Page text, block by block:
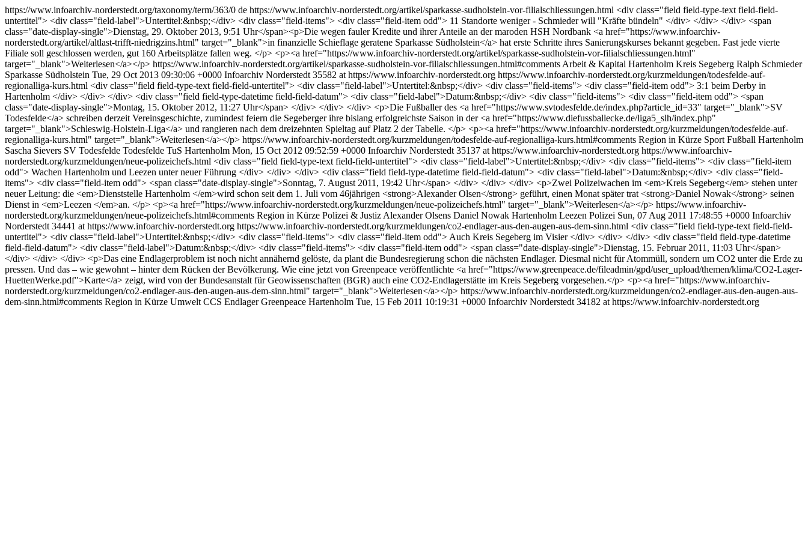
https://www.infoarchiv-norderstedt.org/taxonomy/term/363/0 de https://www.infoarchiv-norderstedt.org/artikel/sparkasse-sudholstein-vor-filialschliessungen.html <div class="field field-type-text field-field-
untertitel"> <div class="field-label">Untertitel:&nbsp;</div> <div class="field-items"> <div class="field-item odd"> 11 Standorte weniger - Schmieder will "Kräfte bündeln" </div> </div> </div> <span
class="date-display-single">Dienstag, 29. Oktober 2013, 9:51 Uhr</span><p>Die wegen fauler Kredite und ihrer Anteile an der maroden HSH Nordbank <a href="https://www.infoarchiv-
norderstedt.org/artikel/altlast-trifft-niedrigzins.html" target="_blank">in finanzielle Schieflage geratene Sparkasse Südholstein</a> hat erste Schritte ihres Sanierungskurses bekannt gegeben. Fast jede vierte
Filiale soll geschlossen werden, gut 160 Arbeitsplätze fallen weg. </p> <p><a href="https://www.infoarchiv-norderstedt.org/artikel/sparkasse-sudholstein-vor-filialschliessungen.html"
target="_blank">Weiterlesen</a></p> https://www.infoarchiv-norderstedt.org/artikel/sparkasse-sudholstein-vor-filialschliessungen.html#comments Arbeit & Kapital Hartenholm Kreis Segeberg Ralph Schmieder
Sparkasse Südholstein Tue, 29 Oct 2013 09:30:06 +0000 Infoarchiv Norderstedt 35582 at https://www.infoarchiv-norderstedt.org https://www.infoarchiv-norderstedt.org/kurzmeldungen/todesfelde-auf-
regionalliga-kurs.html <div class="field field-type-text field-field-untertitel"> <div class="field-label">Untertitel:&nbsp;</div> <div class="field-items"> <div class="field-item odd"> 3:1 beim Derby in
Hartenholm </div> </div> </div> <div class="field field-type-datetime field-field-datum"> <div class="field-label">Datum:&nbsp;</div> <div class="field-items"> <div class="field-item odd"> <span
class="date-display-single">Montag, 15. Oktober 2012, 11:27 Uhr</span> </div> </div> </div> <p>Die Fußballer des <a href="https://www.svtodesfelde.de/index.php?article_id=33" target="_blank">SV
Todesfelde</a> schreiben derzeit Vereinsgeschichte, zumindest feiern die Segeberger ihre bislang erfolgreichste Saison in der <a href="https://www.diefussballecke.de/liga5_slh/index.php"
target="_blank">Schleswig-Holstein-Liga</a> und rangieren nach dem dreizehnten Spieltag auf Platz 2 der Tabelle. </p> <p><a href="https://www.infoarchiv-norderstedt.org/kurzmeldungen/todesfelde-auf-
regionalliga-kurs.html" target="_blank">Weiterlesen</a></p> https://www.infoarchiv-norderstedt.org/kurzmeldungen/todesfelde-auf-regionalliga-kurs.html#comments Region in Kürze Sport Fußball Hartenholm
Sascha Sievers SV Todesfelde Todesfelde TuS Hartenholm Mon, 15 Oct 2012 09:52:59 +0000 Infoarchiv Norderstedt 35137 at https://www.infoarchiv-norderstedt.org https://www.infoarchiv-
norderstedt.org/kurzmeldungen/neue-polizeichefs.html <div class="field field-type-text field-field-untertitel"> <div class="field-label">Untertitel:&nbsp;</div> <div class="field-items"> <div class="field-item
odd"> Wachen Hartenholm und Leezen unter neuer Führung </div> </div> </div> <div class="field field-type-datetime field-field-datum"> <div class="field-label">Datum:&nbsp;</div> <div class="field-
items"> <div class="field-item odd"> <span class="date-display-single">Sonntag, 7. August 2011, 19:42 Uhr</span> </div> </div> </div> <p>Zwei Polizeiwachen im <em>Kreis Segeberg</em> stehen unter
neuer Leitung: die <em>Dienststelle Hartenholm </em>wird schon seit dem 1. Juli vom 46jährigen <strong>Alexander Olsen</strong> geführt, einen Monat später trat <strong>Daniel Nowak</strong> seinen
Dienst in <em>Leezen </em>an. </p> <p><a href="https://www.infoarchiv-norderstedt.org/kurzmeldungen/neue-polizeichefs.html" target="_blank">Weiterlesen</a></p> https://www.infoarchiv-
norderstedt.org/kurzmeldungen/neue-polizeichefs.html#comments Region in Kürze Polizei & Justiz Alexander Olsens Daniel Nowak Hartenholm Leezen Polizei Sun, 07 Aug 2011 17:48:55 +0000 Infoarchiv
Norderstedt 34441 at https://www.infoarchiv-norderstedt.org https://www.infoarchiv-norderstedt.org/kurzmeldungen/co2-endlager-aus-den-augen-aus-dem-sinn.html <div class="field field-type-text field-field-
untertitel"> <div class="field-label">Untertitel:&nbsp;</div> <div class="field-items"> <div class="field-item odd"> Auch Kreis Segeberg im Visier </div> </div> </div> <div class="field field-type-datetime
field-field-datum"> <div class="field-label">Datum:&nbsp;</div> <div class="field-items"> <div class="field-item odd"> <span class="date-display-single">Dienstag, 15. Februar 2011, 11:03 Uhr</span>
</div> </div> </div> <p>Das eine Endlagerproblem ist noch nicht annähernd gelöste, da plant die Bundesregierung schon die nächsten Endlager. Diesmal nicht für Atommüll, sondern um CO2 unter die Erde zu
pressen. Und das – wie gewohnt – hinter dem Rücken der Bevölkerung. Wie eine jetzt von Greenpeace veröffentlichte <a href="https://www.greenpeace.de/fileadmin/gpd/user_upload/themen/klima/CO2-Lager-
HuettenWerke.pdf">Karte</a> zeigt, wird von der Bundesanstalt für Geowissenschaften (BGR) auch eine CO2-Endlagerstätte im Kreis Segeberg vorgesehen.</p> <p><a href="https://www.infoarchiv-
norderstedt.org/kurzmeldungen/co2-endlager-aus-den-augen-aus-dem-sinn.html" target="_blank">Weiterlesen</a></p> https://www.infoarchiv-norderstedt.org/kurzmeldungen/co2-endlager-aus-den-augen-aus-
dem-sinn.html#comments Region in Kürze Umwelt CCS Endlager Greenpeace Hartenholm Tue, 15 Feb 2011 10:19:31 +0000 Infoarchiv Norderstedt 34182 at https://www.infoarchiv-norderstedt.org